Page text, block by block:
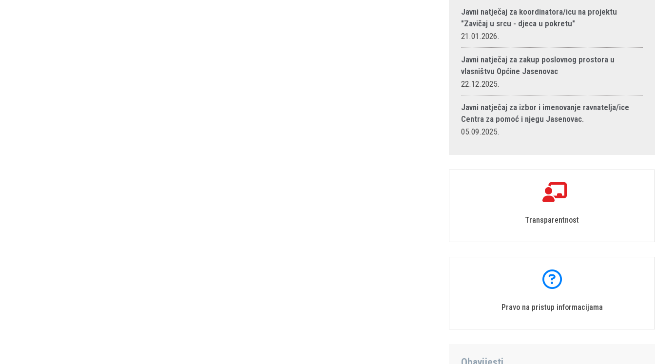
Javni natječaj za koordinatora/icu na projektu
"Zavičaj u srcu - djeca u pokretu"
21.01.2026.
Javni natječaj za zakup poslovnog prostora u
vlasništvu Općine Jasenovac
22.12.2025.
Javni natječaj za izbor i imenovanje ravnatelja/ice
Centra za pomoć i njegu Jasenovac.
05.09.2025.
Transparentnost
Pravo na pristup informacijama